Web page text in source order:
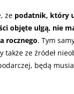
że podatnik, który
objęte ulgą, nie
rocznego. Tym
także ze źródeł
będą